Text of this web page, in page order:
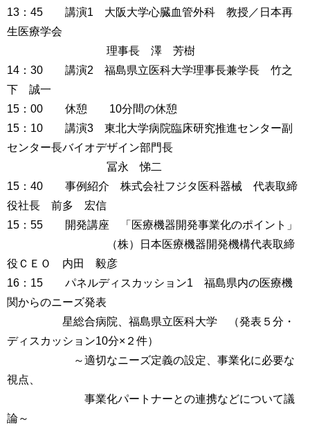
13：45 講演1 大阪大学心臓血管外科 教授／日本再
生医療学会
理事長 澤 芳樹
14：30 講演2 福島県立医科大学理事長兼学長 竹之
下 誠一
15：00 休憩 10分間の休憩
15：10 講演3 東北大学病院臨床研究推進センター副
センター長バイオデザイン部門長
冨永 悌二
15：40 事例紹介 株式会社フジタ医科器械 代表取締
役社長 前多 宏信
15：55 開発講座 「医療機器開発事業化のポイント」
（株）日本医療機器開発機構代表取締
役ＣＥＯ 内田 毅彦
16：15 パネルディスカッション1 福島県内の医療機
関からのニーズ発表
星総合病院、福島県立医科大学 （発表５分・
ディスカッション10分×２件）
～適切なニーズ定義の設定、事業化に必要な
視点、
事業化パートナーとの連携などについて議
論～